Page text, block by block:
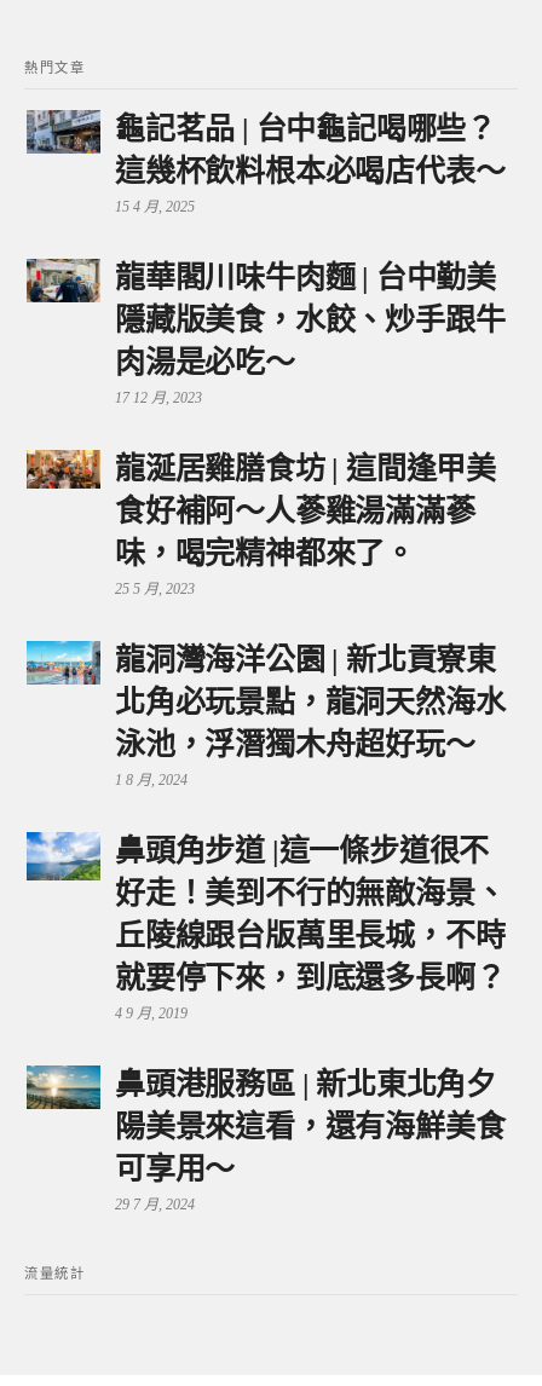
熱門文章
龜記茗品 | 台中龜記喝哪些？
這幾杯飲料根本必喝店代表～
15 4 月, 2025
龍華閣川味牛肉麵 | 台中勤美
隱藏版美食，水餃、炒手跟牛
肉湯是必吃～
17 12 月, 2023
龍涎居雞膳食坊 | 這間逢甲美
食好補阿～人蔘雞湯滿滿蔘
味，喝完精神都來了。
25 5 月, 2023
龍洞灣海洋公園 | 新北貢寮東
北角必玩景點，龍洞天然海水
泳池，浮潛獨木舟超好玩～
1 8 月, 2024
鼻頭角步道 |這一條步道很不
好走！美到不行的無敵海景、
丘陵線跟台版萬里長城，不時
就要停下來，到底還多長啊？
4 9 月, 2019
鼻頭港服務區 | 新北東北角夕
陽美景來這看，還有海鮮美食
可享用～
29 7 月, 2024
流量統計